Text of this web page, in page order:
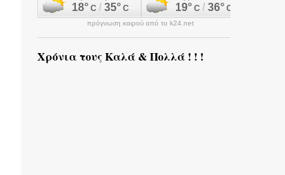
πρόγνωση καιρού από το k24.net
Χρόνια τους Καλά & Πολλά ! ! !